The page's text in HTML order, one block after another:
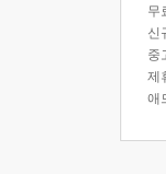
무
신
중
제
애